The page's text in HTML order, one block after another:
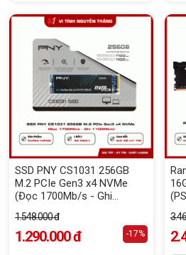
SSD PNY CS1031 256GB
M.2 PCIe Gen3 x4 NVMe
(Đọc 1700Mb/s - Ghi
1.548.000 đ
1.290.000 đ -17%